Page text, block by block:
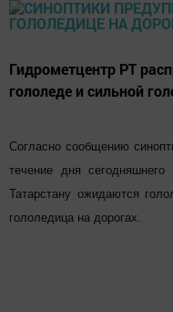
Гидрометцентр РТ
гололеде и сильной
Согласно сообщению
течение дня
Татарстану ожидаются
гололедица на дорогах.